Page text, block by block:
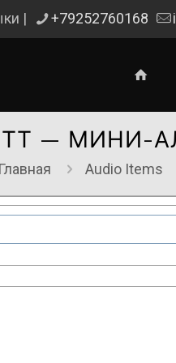
| +79252760168
— МИНИ-
Главная Audio Items